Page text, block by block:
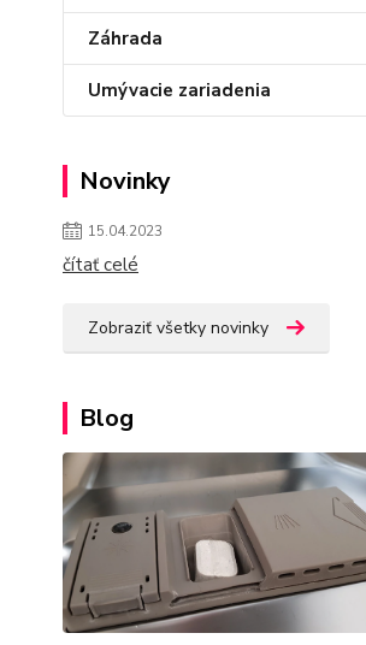
Záhrada
Umývacie zariadenia
Novinky
15.04.2023
čítať celé
Zobraziť všetky novinky
Blog